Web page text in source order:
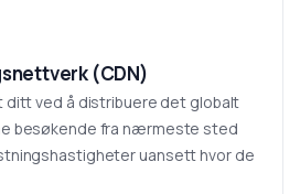
(CDN)
ved å distribuere det globalt
besøkende fra nærmeste sted
uansett hvor de